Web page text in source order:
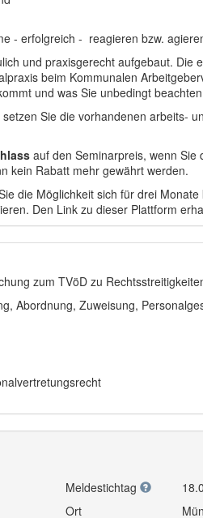
- erfolgreich - reagieren bzw.
und praxisgerecht aufgebaut. Die
beim Kommunalen
und was Sie unbedingt
Sie die vorhandenen arbeits-
auf den Seminarpreis, wenn Sie
kein Rabatt mehr gewährt werden.
die Möglichkeit sich für drei
Den Link zu dieser Plattform
zum TVöD zu
Abordnung, Zuweisung,
Meldestichtag
Ort